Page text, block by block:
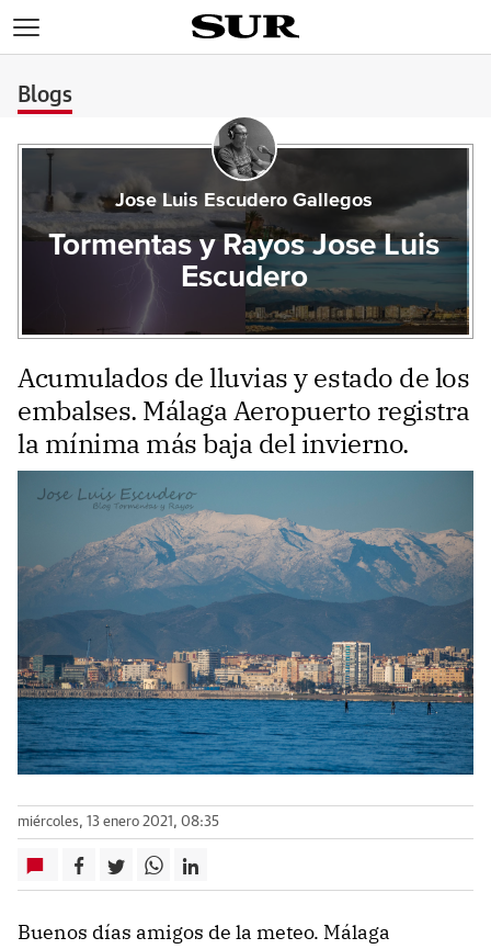
Blogs
Jose Luis Escudero Gallegos
Tormentas y Rayos Jose Luis
Escudero
Acumulados de lluvias y estado de los
embalses. Málaga Aeropuerto registra
la mínima más baja del invierno.
miércoles, 13 enero 2021, 08:35
Buenos días amigos de la meteo. Málaga